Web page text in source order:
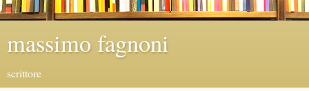
massimo fagnoni
scrittore